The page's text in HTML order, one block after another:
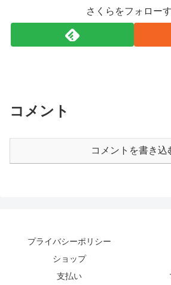
さくらをフォロー
コメント
コメントを書き込
プライバシーポリシー
ショップ
支払い